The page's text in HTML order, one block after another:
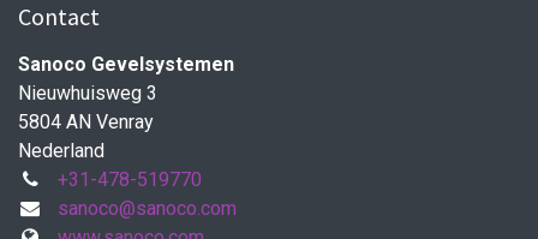
Contact
Sanoco Gevelsystemen
Nieuwhuisweg 3
5804 AN Venray
Nederland
+31-478-519770
sanoco@sanoco.com